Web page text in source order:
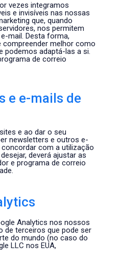
vezes integramos
e invisíveis nas nossas
que, quando
nos permitem
mail. Desta forma,
melhor como
podemos adaptá-las a si.
de correio
e e-mails de
e ao dar o seu
newsletters e outros e-
com a utilização
deverá ajustar as
e programa de correio
Analytics nos nossos
de terceiros que pode ser
do mundo (no caso do
LLC nos EUA,